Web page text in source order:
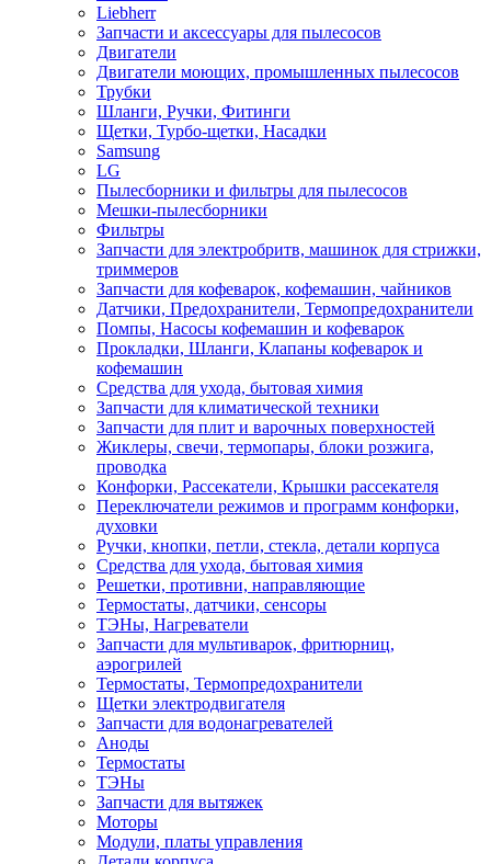
Liebherr
Запчасти и аксессуары для пылесосов
Двигатели
Двигатели моющих, промышленных пылесосов
Трубки
Шланги, Ручки, Фитинги
Щетки, Турбо-щетки, Насадки
Samsung
LG
Пылесборники и фильтры для пылесосов
Мешки-пылесборники
Фильтры
Запчасти для электробритв, машинок для стрижки,
триммеров
Запчасти для кофеварок, кофемашин, чайников
Датчики, Предохранители, Термопредохранители
Помпы, Насосы кофемашин и кофеварок
Прокладки, Шланги, Клапаны кофеварок и
кофемашин
Средства для ухода, бытовая химия
Запчасти для климатической техники
Запчасти для плит и варочных поверхностей
Жиклеры, свечи, термопары, блоки розжига,
проводка
Конфорки, Рассекатели, Крышки рассекателя
Переключатели режимов и программ конфорки,
духовки
Ручки, кнопки, петли, стекла, детали корпуса
Средства для ухода, бытовая химия
Решетки, противни, направляющие
Термостаты, датчики, сенсоры
ТЭНы, Нагреватели
Запчасти для мультиварок, фритюрниц,
аэрогрилей
Термостаты, Термопредохранители
Щетки электродвигателя
Запчасти для водонагревателей
Аноды
Термостаты
ТЭНы
Запчасти для вытяжек
Моторы
Модули, платы управления